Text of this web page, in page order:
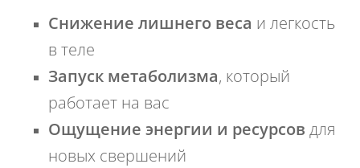
Снижение лишнего веса и легкость
в теле
Запуск метаболизма, который
работает на вас
Ощущение энергии и ресурсов для
новых свершений